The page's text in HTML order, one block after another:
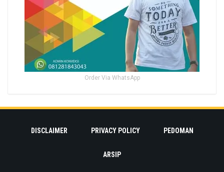
Order Via WhatsApp
DISCLAIMER PRIVACY POLICY PEDOMAN
ARSIP